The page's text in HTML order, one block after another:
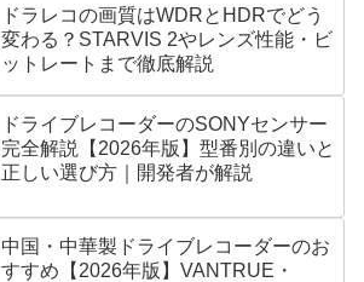
ドラレコの画質はWDRとHDRでどう
変わる？STARVIS 2やレンズ性能・ビ
ットレートまで徹底解説
ドライブレコーダーのSONYセンサー
完全解説【2026年版】型番別の違いと
正しい選び方｜開発者が解説
中国・中華製ドライブレコーダーのお
すすめ【2026年版】VANTRUE・